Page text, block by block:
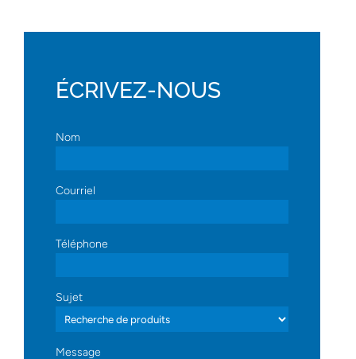
ÉCRIVEZ-NOUS
Nom
Courriel
Téléphone
Sujet
Message